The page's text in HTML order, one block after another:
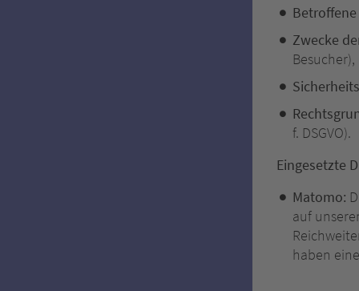
Zwecke
f. DSGVO).
Eingesetzte
Matomo:
auf
haben